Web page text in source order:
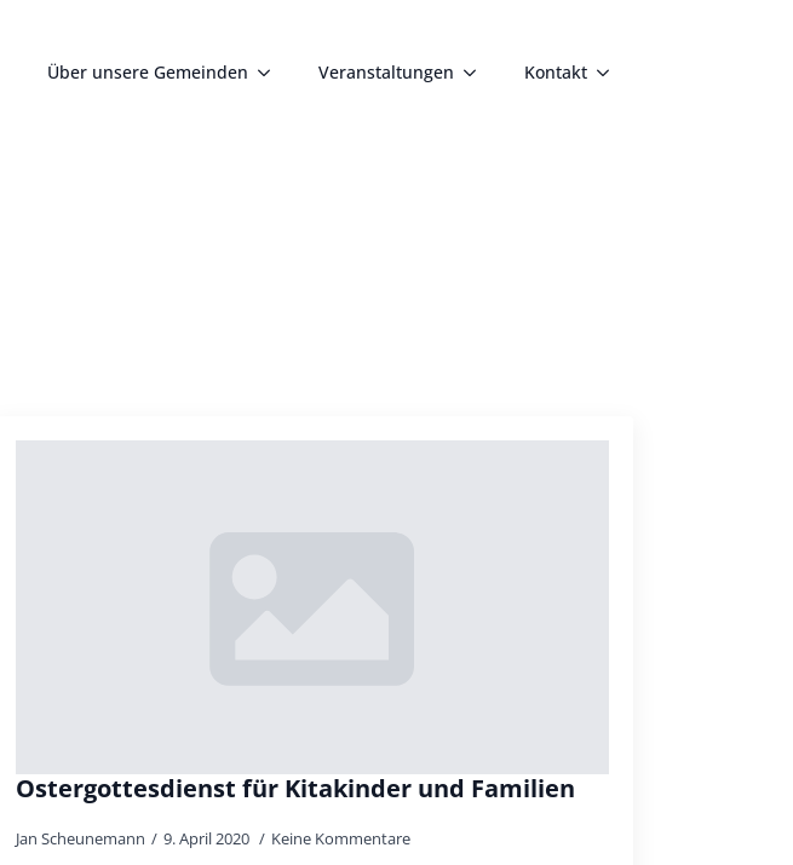
Über unsere Gemeinden Veranstaltungen Kontakt
Ostergottesdienst für Kitakinder und Familien
Jan Scheunemann 9. April 2020 Keine Kommentare